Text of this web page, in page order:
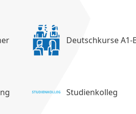
Deutschkurse A1-
Studienkolleg